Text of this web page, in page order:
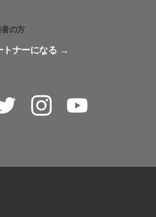
の方
トナーになる
Twitter Instagram